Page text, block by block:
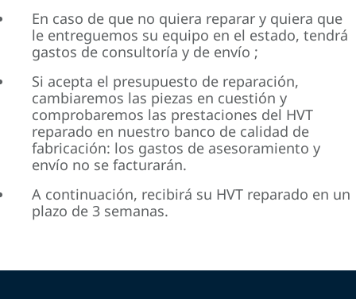
En caso de que no quiera reparar y quiera que
le entreguemos su equipo en el estado, tendrá
gastos de consultoría y de envío ;
Si acepta el presupuesto de reparación,
cambiaremos las piezas en cuestión y
comprobaremos las prestaciones del HVT
reparado en nuestro banco de calidad de
fabricación: los gastos de asesoramiento y
envío no se facturarán.
A continuación, recibirá su HVT reparado en un
plazo de 3 semanas.